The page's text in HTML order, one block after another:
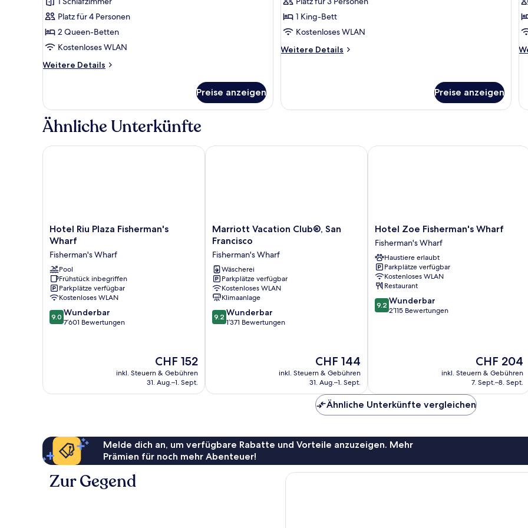
2 Queen-
Betten,
barrierearm
anzeigen
Platz für 4 Personen
2 Queen-Betten
Kostenloses WLAN
Weitere Details
Weitere
Zimmer,
2 Queen-
Betten,
Preise anzeigen
Bay
View)
anzeigen
1 King-Bett
Kostenloses WLAN
Weitere Details
Weitere
Bay
View)
Preise anzeigen
Bay
Ähnliche Unterkünfte
Hotel
Riu
Fisherman's
Wharf
Fisherman's
Wharf
Hotel Riu Plaza Fisherman's
Wharf
Fisherman's Wharf
Pool
Frühstück inbegriffen
Parkplätze verfügbar
Kostenloses WLAN
9.0
von
9.0 Wunderbar
7’601 Bewertungen
Der
Preis
beträgt
CHF 152
inkl. Steuern & Gebühren
31. Aug.–1. Sept.
Hotel Riu Plaza Fisherman's Wharf
Marriott
Vacation
San
Francisco
Fisherman's
Wharf
Marriott Vacation Club®, San
Francisco
Fisherman's Wharf
Wäscherei
Parkplätze verfügbar
Kostenloses WLAN
Klimaanlage
9.2
von
9.2 Wunderbar
1’371 Bewertungen
Der
Preis
beträgt
CHF 144
inkl. Steuern & Gebühren
31. Aug.–1. Sept.
Marriott Vacation Club®, San Francisco
Hotel
Zoe
Fisherman's
Wharf
Fisherman's
Wharf
Hotel Zoe Fisherman's Wharf
Fisherman's Wharf
Haustiere erlaubt
Parkplätze verfügbar
Kostenloses WLAN
Restaurant
9.2
von
9.2 Wunderbar
2’115 Bewertungen
Der
Preis
beträgt
CHF 204
inkl. Steuern & Gebühren
7. Sept.–8. Sept.
Hotel Zoe Fisherman's Wharf
Ähnliche Unterkünfte vergleichen
Melde dich an, um verfügbare Rabatte und Vorteile anzuzeigen. Mehr
Prämien für noch mehr Abenteuer!
Zur Gegend